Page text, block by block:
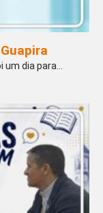
um dia para...